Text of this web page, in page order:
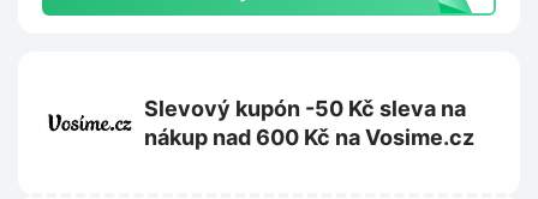
Slevový kupón -50 Kč sleva na
nákup nad 600 Kč na Vosime.cz